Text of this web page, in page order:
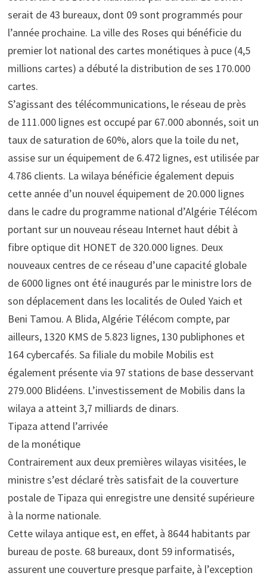
serait de 43 bureaux, dont 09 sont programmés pour
l’année prochaine. La ville des Roses qui bénéficie du
premier lot national des cartes monétiques à puce (4,5
millions cartes) a débuté la distribution de ses 170.000
cartes.
S’agissant des télécommunications, le réseau de près
de 111.000 lignes est occupé par 67.000 abonnés, soit un
taux de saturation de 60%, alors que la toile du net,
assise sur un équipement de 6.472 lignes, est utilisée par
4.786 clients. La wilaya bénéficie également depuis
cette année d’un nouvel équipement de 20.000 lignes
dans le cadre du programme national d’Algérie Télécom
portant sur un nouveau réseau Internet haut débit à
fibre optique dit HONET de 320.000 lignes. Deux
nouveaux centres de ce réseau d’une capacité globale
de 6000 lignes ont été inaugurés par le ministre lors de
son déplacement dans les localités de Ouled Yaich et
Beni Tamou. A Blida, Algérie Télécom compte, par
ailleurs, 1320 KMS de 5.823 lignes, 130 publiphones et
164 cybercafés. Sa filiale du mobile Mobilis est
également présente via 97 stations de base desservant
279.000 Blidéens. L’investissement de Mobilis dans la
wilaya a atteint 3,7 milliards de dinars.
Tipaza attend l’arrivée
de la monétique
Contrairement aux deux premières wilayas visitées, le
ministre s’est déclaré très satisfait de la couverture
postale de Tipaza qui enregistre une densité supérieure
à la norme nationale.
Cette wilaya antique est, en effet, à 8644 habitants par
bureau de poste. 68 bureaux, dont 59 informatisés,
assurent une couverture presque parfaite, à l’exception